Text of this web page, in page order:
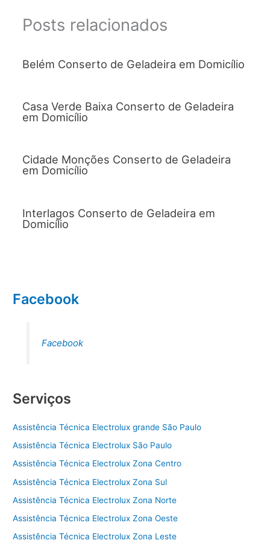
Posts relacionados
Belém Conserto de Geladeira em Domicílio
Casa Verde Baixa Conserto de Geladeira
em Domicílio
Cidade Monções Conserto de Geladeira
em Domicílio
Interlagos Conserto de Geladeira em
Domicílio
Facebook
Facebook
Serviços
Assistência Técnica Electrolux grande São Paulo
Assistência Técnica Electrolux São Paulo
Assistência Técnica Electrolux Zona Centro
Assistência Técnica Electrolux Zona Sul
Assistência Técnica Electrolux Zona Norte
Assistência Técnica Electrolux Zona Oeste
Assistência Técnica Electrolux Zona Leste